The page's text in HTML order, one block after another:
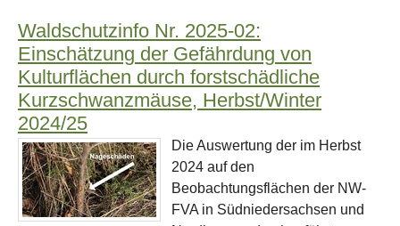
Waldschutzinfo Nr. 2025-02:
Einschätzung der Gefährdung von
Kulturflächen durch forstschädliche
Kurzschwanzmäuse, Herbst/Winter
2024/25
Die Auswertung der im Herbst
2024 auf den
Beobachtungsflächen der NW-
FVA in Südniedersachsen und